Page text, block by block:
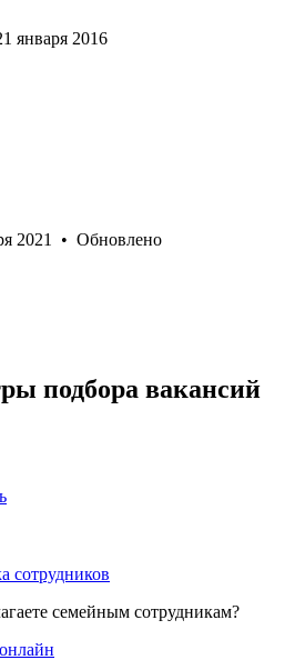
января 2016
2021 • Обновлено
подбора вакансий
сотрудников
семейным сотрудникам?